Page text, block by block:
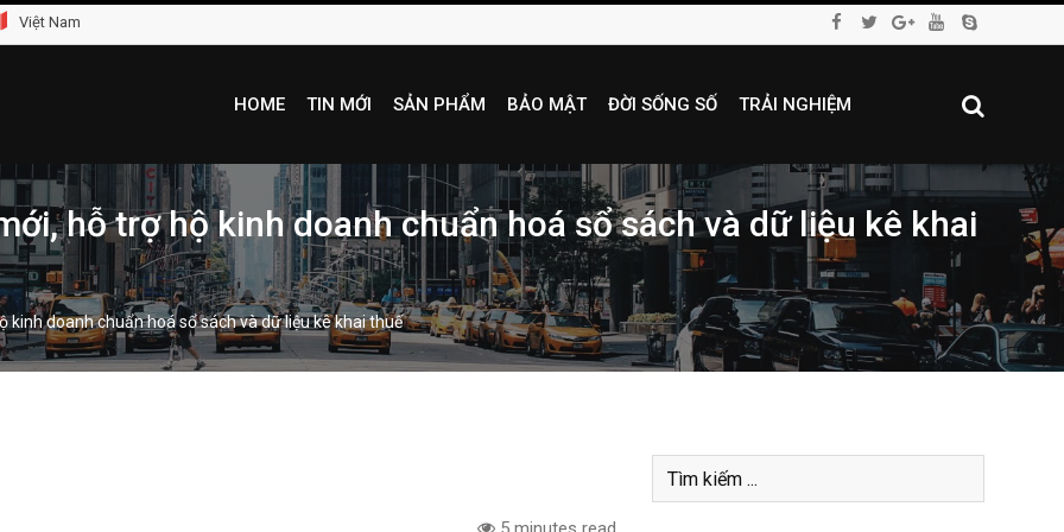
Việt Nam
HOME TIN MỚI SẢN PHẨM BẢO MẬT ĐỜI SỐNG SỐ TRẢI NGHIỆM
hỗ trợ hộ kinh doanh chuẩn hoá sổ sách và dữ liệu kê khai
kinh doanh chuẩn hoá sổ sách và dữ liệu kê khai thuế